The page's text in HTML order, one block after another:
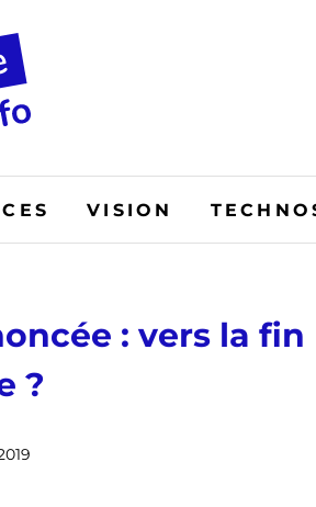
VISION
: vers la fin
?